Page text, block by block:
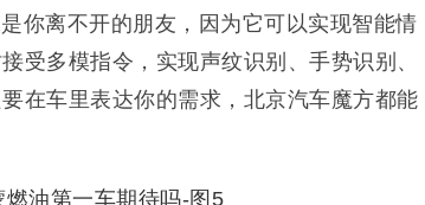
你离不开的朋友，因为它可以实现智能情
受多模指令，实现声纹识别、手势识别、
在车里表达你的需求，北京汽车魔方都能